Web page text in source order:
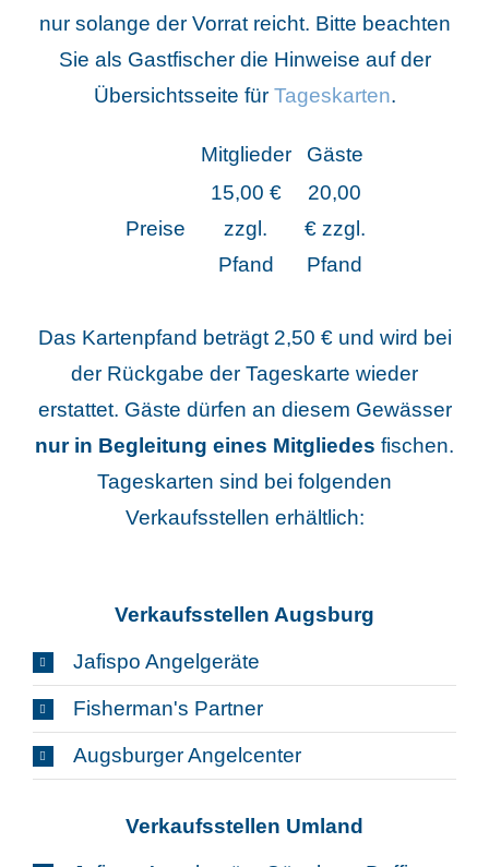
nur solange der Vorrat reicht. Bitte beachten
Sie als Gastfischer die Hinweise auf der
Übersichtsseite für Tageskarten.
Mitglieder Gäste
Preise
15,00 €
zzgl.
Pfand
20,00
€ zzgl.
Pfand
Das Kartenpfand beträgt 2,50 € und wird bei
der Rückgabe der Tageskarte wieder
erstattet. Gäste dürfen an diesem Gewässer
nur in Begleitung eines Mitgliedes fischen.
Tageskarten sind bei folgenden
Verkaufsstellen erhältlich:
Verkaufsstellen Augsburg
Jafispo Angelgeräte
Fisherman's Partner
Augsburger Angelcenter
Verkaufsstellen Umland